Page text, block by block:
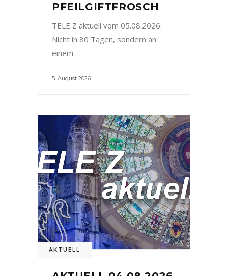
PFEILGIFTFROSCH
TELE Z aktuell vom 05.08.2026:
Nicht in 80 Tagen, sondern an
einem
5. August 2026
AKTUELL